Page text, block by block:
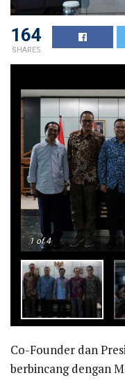
164
SHARES
1 of 4
Co-Founder dan
berbincang dengan